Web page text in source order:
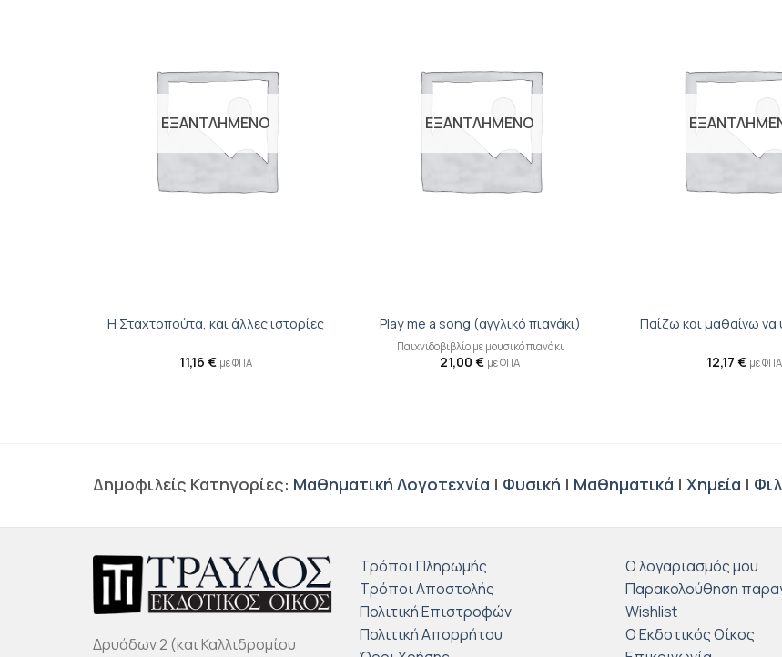
ΕΞΑΝΤΛΗΜΕΝΟ
Η Σταχτοπούτα, και άλλες ιστορίες
11,16 € με ΦΠΑ
ΕΞΑΝΤΛΗΜΕΝΟ
Play me a song (αγγλικό πιανάκι)
Παιχνιδοβιβλίο με μουσικό πιανάκι
21,00 € με ΦΠΑ
Παίζω και μαθαίνω να
12,17 € με ΦΠΑ
Δημοφιλείς Κατηγορίες: Μαθηματική Λογοτεχνία | Φυσική | Μαθηματικά | Χημεία |
Δρυάδων 2 (και Καλλιδρομίου
Τρόποι Πληρωμής
Τρόποι Αποστολής
Πολιτική Επιστροφών
Πολιτική Απορρήτου
Ο λογαριασμός μου
Παρακολούθηση
Wishlist
Ο Εκδοτικός Οίκος